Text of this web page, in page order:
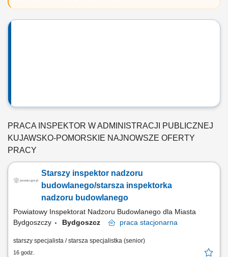
PRACA INSPEKTOR W ADMINISTRACJI PUBLICZNEJ
KUJAWSKO-POMORSKIE NAJNOWSZE OFERTY
PRACY
Starszy inspektor nadzoru
budowlanego/starsza inspektorka
nadzoru budowlanego
Powiatowy Inspektorat Nadzoru Budowlanego dla Miasta
Bydgoszczy
Bydgoszcz praca stacjonarna
starszy specjalista / starsza specjalistka (senior)
16 godz.